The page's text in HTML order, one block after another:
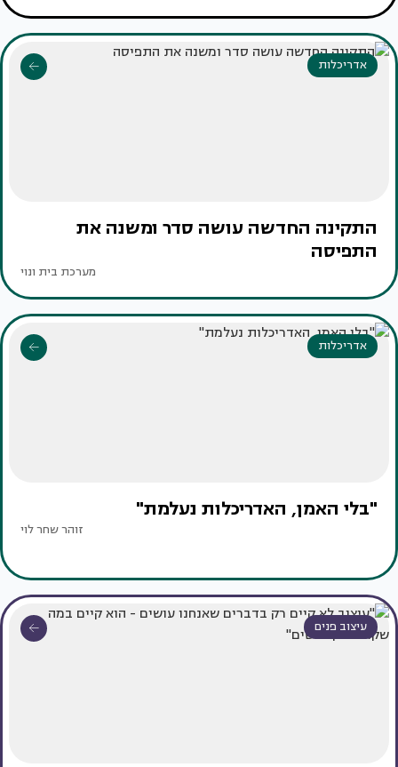
אדריכלות
התקינה החדשה עושה סדר ומשנה את
התפיסה
מערכת בית ונוי
אדריכלות
"בלי האמן, האדריכלות נעלמת"
זוהר שחר לוי
עיצוב פנים